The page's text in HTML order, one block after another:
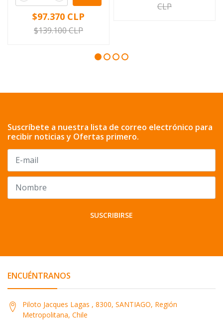
$97.370 CLP
$139.100 CLP
CLP
Suscríbete a nuestra lista de correo electrónico para
recibir noticias y Ofertas primero.
SUSCRIBIRSE
ENCUÉNTRANOS
Piloto Jacques Lagas , 8300, SANTIAGO, Región
Metropolitana, Chile